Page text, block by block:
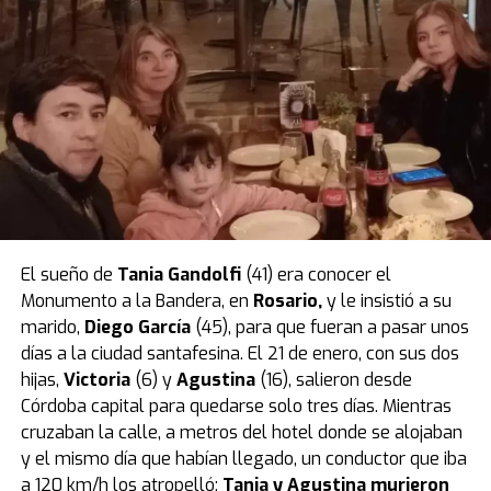
aplastada y su malestar coincide con el tiempo
necesario para que la sustancia haga efecto en el
organismo de un niño tan pequeño.
Por eso, la Justicia ordenó laprisión preventiva por 30
días para la madre, que fue confirmada en una
audiencia de custodia realizada el jueves 28 de agosto.
El caso quedó caratulado comomuerte sospechosa,
pero la mujer es investigada por
homicidio calificado.
La tatuadora fue grabada un día antes
mientras compraba el veneno en un
supermercado
Según reveló el medio Metrópoles, el momento en que
la tatuadora compró el veneno con el que habría
matado a su bebé quedó registrado por las cámaras de
seguridad de un local de mascotas de la zona este de
El sueño de Tania Gandolfi(41) era conocer el
Monumento a la Bandera, en Rosario,y le insistió a su
marido, Diego García(45), para que fueran a pasar unos
días a la ciudad santafesina. El 21 de enero, con sus dos
hijas, Victoria (6) yAgustina (16), salieron desde
Córdoba capital para quedarse solo tres días. Mientras
cruzaban la calle, a metros del hotel donde se alojaban
y el mismo día que habían llegado, un conductor que iba
a 120 km/h los atropelló: Tania y Agustina murieron